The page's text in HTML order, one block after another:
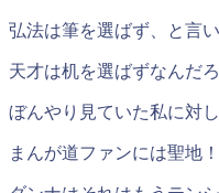
弘法は筆を選ばず、と言い
天才は机を選ばずなんだ
ぼんやり見ていた私に対し
まんが道ファンには聖地